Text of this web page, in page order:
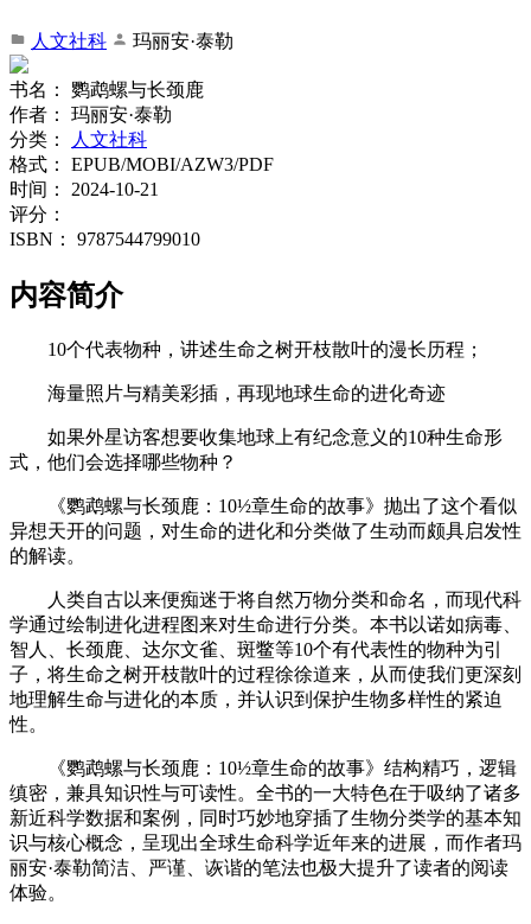
人文社科 玛丽安·泰勒
书名：
鹦鹉螺与长颈鹿
作者：
玛丽安·泰勒
分类：
人文社科
格式：
EPUB/MOBI/AZW3/PDF
时间：
2024-10-21
评分：
ISBN：
9787544799010
内容简介
10个代表物种，讲述生命之树开枝散叶的漫长历程；
海量照片与精美彩插，再现地球生命的进化奇迹
如果外星访客想要收集地球上有纪念意义的10种生命形
式，他们会选择哪些物种？
《鹦鹉螺与长颈鹿：10½章生命的故事》抛出了这个看似
异想天开的问题，对生命的进化和分类做了生动而颇具启发性
的解读。
人类自古以来便痴迷于将自然万物分类和命名，而现代科
学通过绘制进化进程图来对生命进行分类。本书以诺如病毒、
智人、长颈鹿、达尔文雀、斑鳖等10个有代表性的物种为引
子，将生命之树开枝散叶的过程徐徐道来，从而使我们更深刻
地理解生命与进化的本质，并认识到保护生物多样性的紧迫
性。
《鹦鹉螺与长颈鹿：10½章生命的故事》结构精巧，逻辑
缜密，兼具知识性与可读性。全书的一大特色在于吸纳了诸多
新近科学数据和案例，同时巧妙地穿插了生物分类学的基本知
识与核心概念，呈现出全球生命科学近年来的进展，而作者玛
丽安·泰勒简洁、严谨、诙谐的笔法也极大提升了读者的阅读
体验。